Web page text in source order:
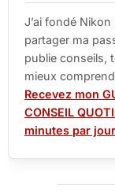
J’ai fondé
partager ma
publie conseils,
mieux
Recevez mon
CONSEIL
minutes par